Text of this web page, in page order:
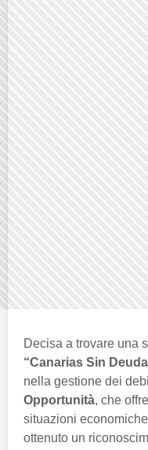
Decisa a trovare una
“Canarias Sin
nella gestione dei
Opportunità, che
situazioni
ottenuto un